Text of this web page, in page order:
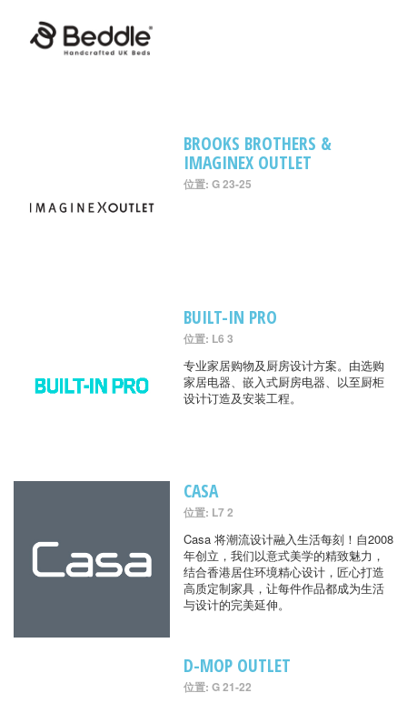
BROOKS BROTHERS &
IMAGINEX OUTLET
位置: G 23-25
BUILT-IN PRO
位置: L6 3
专业家居购物及厨房设计方案。由选购
家居电器、嵌入式厨房电器、以至厨柜
设计订造及安装工程。
CASA
位置: L7 2
Casa 将潮流设计融入生活每刻！自2008
年创立，我们以意式美学的精致魅力，
结合香港居住环境精心设计，匠心打造
高质定制家具，让每件作品都成为生活
与设计的完美延伸。
D-MOP OUTLET
位置: G 21-22